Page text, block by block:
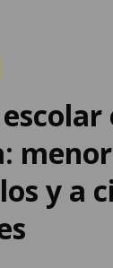
y a